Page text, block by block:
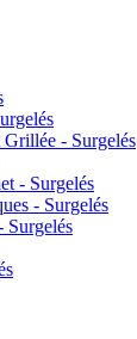
- Surgelés
- Surgelés
- Surgelés
Surgelés